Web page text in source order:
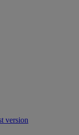
version